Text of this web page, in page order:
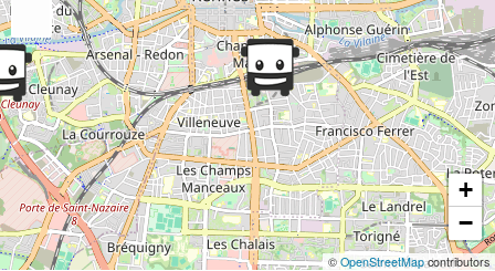
+
−
© OpenStreetMapcontributors